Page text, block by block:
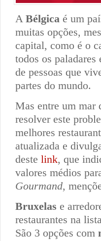
A Bélgica é um
muitas opções,
capital, como é o
todos os paladares
de pessoas que
partes do mundo.
Mas entre um mar
resolver este
melhores
atualizada e
deste link, que
valores médios
Gourmand,
Bruxelas e
restaurantes na
São 3 opções com